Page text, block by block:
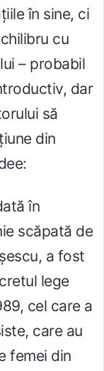
în sine, ci
cu
– probabil
dar
să
din
în
scăpată de
a fost
lege
cel care a
care au
femei din